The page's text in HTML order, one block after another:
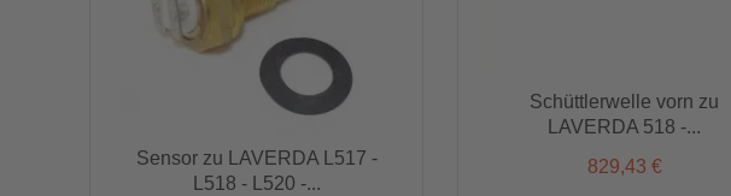
Sensor zu LAVERDA L517 -
L518 - L520 -...
Sensor zu LAVERDA L517 -
L518 - L520 -...
Schüttlerwelle vorn zu
LAVERDA 518 -...
829,43 €
Schüttlerwelle vorn zu
LAVERDA 518 -...
829,43 €